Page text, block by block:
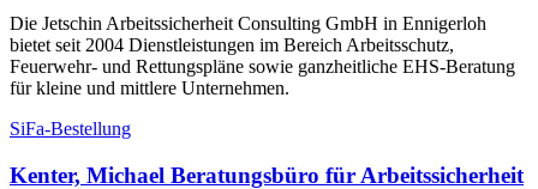
Die Jetschin Arbeitssicherheit Consulting GmbH in Ennigerloh
bietet seit 2004 Dienstleistungen im Bereich Arbeitsschutz,
Feuerwehr- und Rettungspläne sowie ganzheitliche EHS-Beratung
für kleine und mittlere Unternehmen.
SiFa-Bestellung
Kenter, Michael Beratungsbüro für Arbeitssicherheit